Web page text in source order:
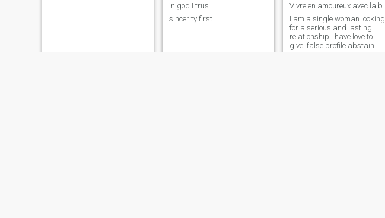
in god I trus
sincerity first
I am a single woman looking
for a serious and lasting
relationship I have love to
give. false profile abstain